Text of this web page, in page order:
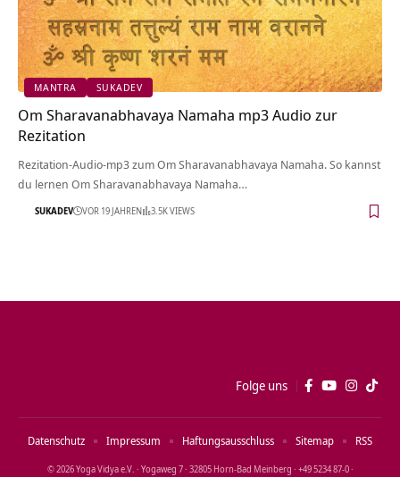
MANTRA SUKADEV
Om Sharavanabhavaya Namaha mp3 Audio zur
Rezitation
Rezitation-Audio-mp3 zum Om Sharavanabhavaya Namaha. So kannst
du lernen Om Sharavanabhavaya Namaha…
SUKADEV VOR 19 JAHREN 3.5K VIEWS
Folge uns
© 2026 Yoga Vidya e.V. · Yogaweg 7 · 32805 Horn‑Bad Meinberg · +49 5234 87‑0 ·
Datenschutz Impressum Haftungsausschluss Sitemap RSS